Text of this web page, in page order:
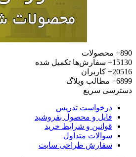
محصولات
سفارش‌ها تکمیل شده
کاربران
مطالب وبلاگ
سریع
درخواست تدریس
فایل و محصول بفروشید
قوانین و شرایط خرید
سوالات متداول
سفارش طراحی سایت